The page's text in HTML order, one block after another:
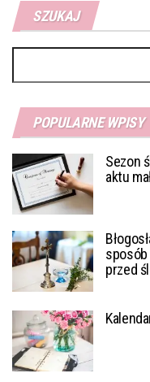
SZUKAJ
POPULARNE WPISY
Sezon
aktu
sposób
przed